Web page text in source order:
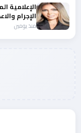
الإعلامية
الإجرام
منذ يومين